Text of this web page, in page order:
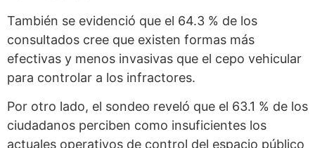
También se evidenció que el 64.3 % de los
consultados cree que existen formas más
efectivas y menos invasivas que el cepo vehicular
para controlar a los infractores.
Por otro lado, el sondeo reveló que el 63.1 % de los
ciudadanos perciben como insuficientes los
actuales operativos de control del espacio público